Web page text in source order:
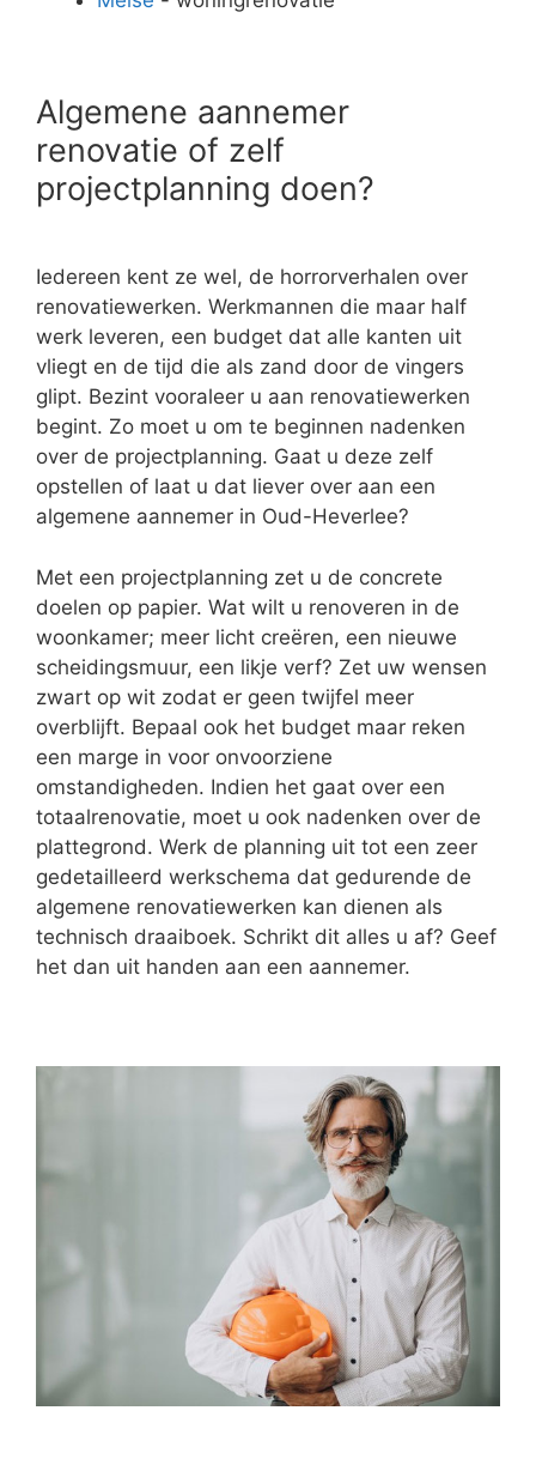
Algemene aannemer
renovatie of zelf
projectplanning doen?
Iedereen kent ze wel, de horrorverhalen over
renovatiewerken. Werkmannen die maar half
werk leveren, een budget dat alle kanten uit
vliegt en de tijd die als zand door de vingers
glipt. Bezint vooraleer u aan renovatiewerken
begint. Zo moet u om te beginnen nadenken
over de projectplanning. Gaat u deze zelf
opstellen of laat u dat liever over aan een
algemene aannemer in Oud-Heverlee?
Met een projectplanning zet u de concrete
doelen op papier. Wat wilt u renoveren in de
woonkamer; meer licht creëren, een nieuwe
scheidingsmuur, een likje verf? Zet uw wensen
zwart op wit zodat er geen twijfel meer
overblijft. Bepaal ook het budget maar reken
een marge in voor onvoorziene
omstandigheden. Indien het gaat over een
totaalrenovatie, moet u ook nadenken over de
plattegrond. Werk de planning uit tot een zeer
gedetailleerd werkschema dat gedurende de
algemene renovatiewerken kan dienen als
technisch draaiboek. Schrikt dit alles u af? Geef
het dan uit handen aan een aannemer.